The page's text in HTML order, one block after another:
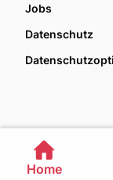
Jobs
Datenschutz
Home